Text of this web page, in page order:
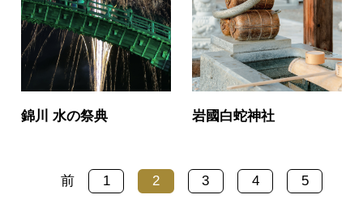
錦川 水の祭典 岩國白蛇神社
前 1 2 3 4 5